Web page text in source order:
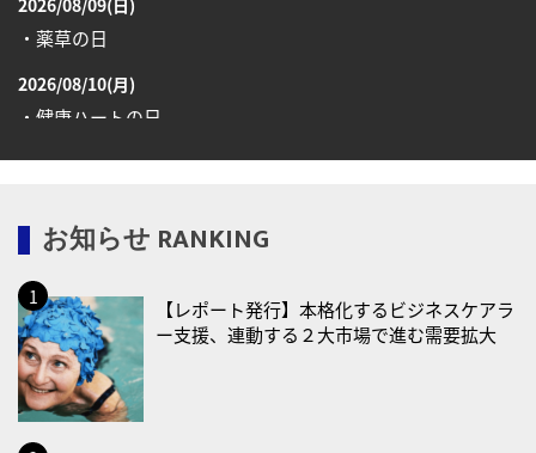
2026/08/09(日)
・薬草の日
2026/08/10(月)
・健康ハートの日
・育児の日
2026/08/13(木)
・一汁三菜の日
2026/08/17(月)
・減塩の日
お知らせ RANKING
【レポート発行】本格化するビジネスケアラ
ー支援、連動する２大市場で進む需要拡大